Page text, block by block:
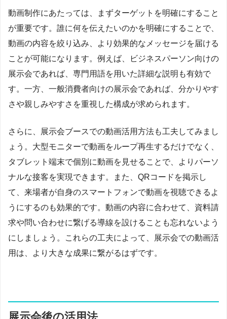
動画制作にあたっては、まずターゲットを明確にすること
が重要です。誰に何を伝えたいのかを明確にすることで、
動画の内容を絞り込み、より効果的なメッセージを届ける
ことが可能になります。例えば、ビジネスパーソン向けの
展示会であれば、専門用語を用いた詳細な説明も有効で
す。一方、一般消費者向けの展示会であれば、分かりやす
さや親しみやすさを重視した構成が求められます。
さらに、展示会ブースでの動画活用方法も工夫してみまし
ょう。大型モニターで動画をループ再生するだけでなく、
タブレット端末で個別に動画を見せることで、よりパーソ
ナルな接客を実現できます。また、QRコードを掲示し
て、来場者が自身のスマートフォンで動画を視聴できるよ
うにするのも効果的です。動画の内容に合わせて、資料請
求や問い合わせに繋げる導線を設けることも忘れないよう
にしましょう。これらの工夫によって、展示会での動画活
用は、より大きな成果に繋がるはずです。